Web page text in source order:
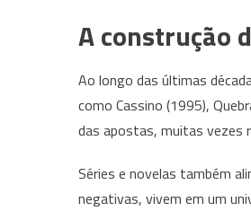
A construção
Ao longo das últimas
como Cassino (1995),
das apostas, muitas vezes
Séries e novelas também
negativas, vivem em um